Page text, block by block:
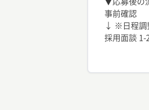
事前確認
↓ ※日程調
採用面談 1-